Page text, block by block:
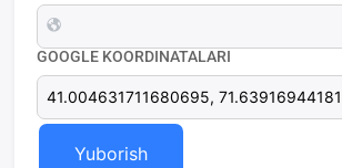
GOOGLE KOORDINATALARI
Yuborish